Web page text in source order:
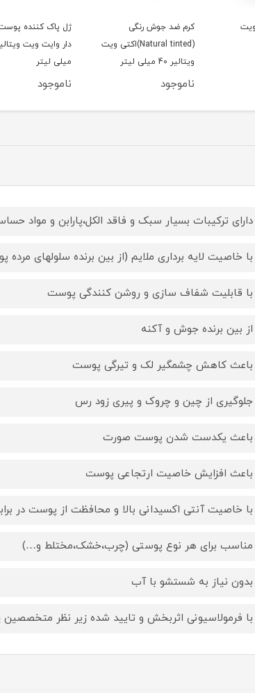
کرم ضد جوش رنگی
(Natural tinted)اکتی ویت
ویتالیر 40 میلی لیتر
ناموجود
ژل پاک کننده
میلی لیتر
ناموجود
دارای ترکیبات بسیار سبک و فاقد الکل،پارابن و مواد
با خاصیت لایه برداری ملایم (از بین برنده سلولهای
با قابلیت شفاف سازی و روشن کنندگی پوست
از بین برنده جوش و آکنه
باعث کاهش چشمگیر لک و تیرگی پوست
جلوگیری از چین و چروک و پیری زود رس
باعث یکدست شدن پوست صورت
باعث افزایش خاصیت ارتجاعی پوست
با خاصیت آنتی اکسیدانی بالا و محافظت از پوست در برابر
مناسب برای هر نوع پوستی (چرب،خشک،مختلط و…)
بدون نیاز به شستشو با آب
با فرمولاسیونی اثربخش و تایید شده زیر نظر